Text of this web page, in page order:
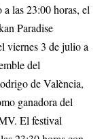
las 23:00 horas, el
Paradise
viernes 3 de julio a
del
de València,
ganadora del
. El festival